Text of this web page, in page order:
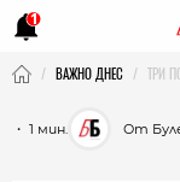
1
ВАЖНО ДНЕС ТРИ
・ 1 мин. От